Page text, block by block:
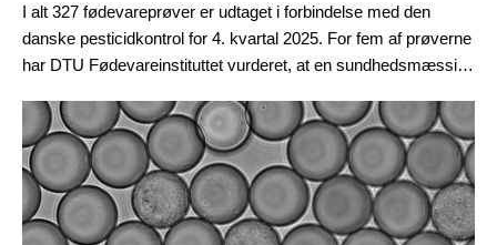
I alt 327 fødevareprøver er udtaget i forbindelse med den
danske pesticidkontrol for 4. kvartal 2025. For fem af prøverne
har DTU Fødevareinstituttet vurderet, at en sundhedsmæssig